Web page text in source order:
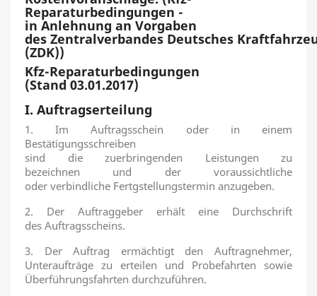
Reparaturbedingungen -
in Anlehnung an Vorgaben
des Zentralverbandes Deutsches
(ZDK))
Kfz-Reparaturbedingungen
(Stand 03.01.2017)
I. Auftragserteilung
1. Im Auftragsschein oder in einem
Bestätigungsschreiben
sind die zuerbringenden Leistungen zu
bezeichnen und der voraussichtliche
oder verbindliche Fertgstellungstermin anzugeben.
2. Der Auftraggeber erhält eine Durchschrift
des Auftragsscheins.
3. Der Auftrag ermächtigt den Auftragnehmer,
Unteraufträge zu erteilen und Probefahrten sowie
Überführungsfahrten durchzuführen.